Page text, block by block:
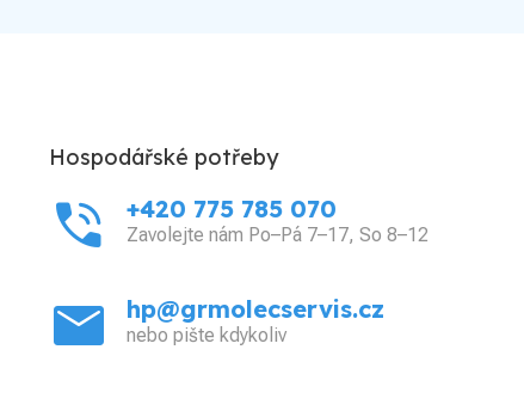
Hospodářské potřeby
phone_in_talk +420 775 785 070
Zavolejte nám Po–Pá 7–17, So 8–12
mail hp@grmolecservis.cz
nebo pište kdykoliv